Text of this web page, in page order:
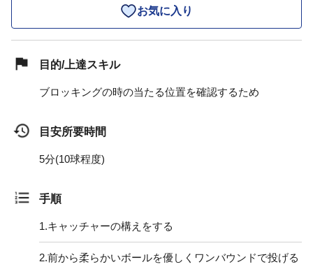
お気に入り
目的/上達スキル
ブロッキングの時の当たる位置を確認するため
目安所要時間
5分(10球程度)
手順
1.キャッチャーの構えをする
2.前から柔らかいボールを優しくワンバウンドで投げる